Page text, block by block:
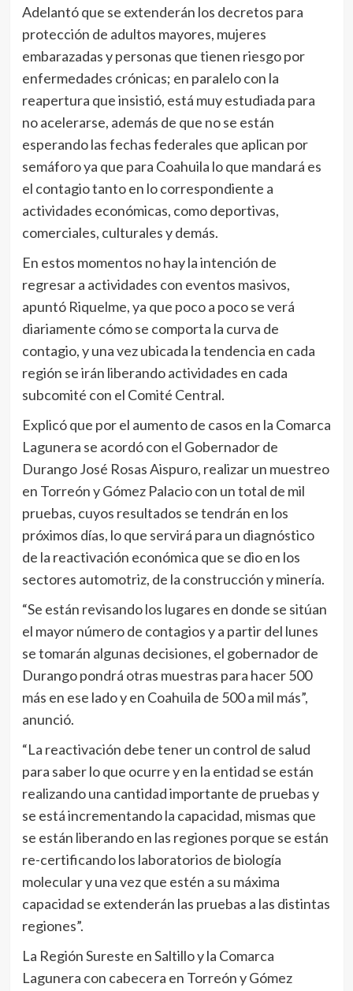
Adelantó que se extenderán los decretos para
protección de adultos mayores, mujeres
embarazadas y personas que tienen riesgo por
enfermedades crónicas; en paralelo con la
reapertura que insistió, está muy estudiada para
no acelerarse, además de que no se están
esperando las fechas federales que aplican por
semáforo ya que para Coahuila lo que mandará es
el contagio tanto en lo correspondiente a
actividades económicas, como deportivas,
comerciales, culturales y demás.
En estos momentos no hay la intención de
regresar a actividades con eventos masivos,
apuntó Riquelme, ya que poco a poco se verá
diariamente cómo se comporta la curva de
contagio, y una vez ubicada la tendencia en cada
región se irán liberando actividades en cada
subcomité con el Comité Central.
Explicó que por el aumento de casos en la Comarca
Lagunera se acordó con el Gobernador de
Durango José Rosas Aispuro, realizar un muestreo
en Torreón y Gómez Palacio con un total de mil
pruebas, cuyos resultados se tendrán en los
próximos días, lo que servirá para un diagnóstico
de la reactivación económica que se dio en los
sectores automotriz, de la construcción y minería.
“Se están revisando los lugares en donde se sitúan
el mayor número de contagios y a partir del lunes
se tomarán algunas decisiones, el gobernador de
Durango pondrá otras muestras para hacer 500
más en ese lado y en Coahuila de 500 a mil más”,
anunció.
“La reactivación debe tener un control de salud
para saber lo que ocurre y en la entidad se están
realizando una cantidad importante de pruebas y
se está incrementando la capacidad, mismas que
se están liberando en las regiones porque se están
re-certificando los laboratorios de biología
molecular y una vez que estén a su máxima
capacidad se extenderán las pruebas a las distintas
regiones”.
La Región Sureste en Saltillo y la Comarca
Lagunera con cabecera en Torreón y Gómez